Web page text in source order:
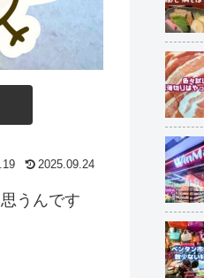
2025.09.24
うんです